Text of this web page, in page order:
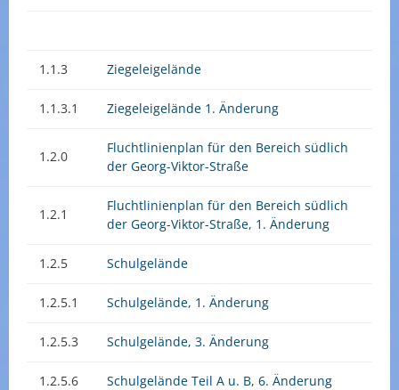
1.1.3 Ziegeleigelände
1.1.3.1 Ziegeleigelände 1. Änderung
1.2.0
Fluchtlinienplan für den Bereich südlich
der Georg-Viktor-Straße
1.2.1
Fluchtlinienplan für den Bereich südlich
der Georg-Viktor-Straße, 1. Änderung
1.2.5 Schulgelände
1.2.5.1 Schulgelände, 1. Änderung
1.2.5.3 Schulgelände, 3. Änderung
1.2.5.6 Schulgelände Teil A u. B, 6. Änderung